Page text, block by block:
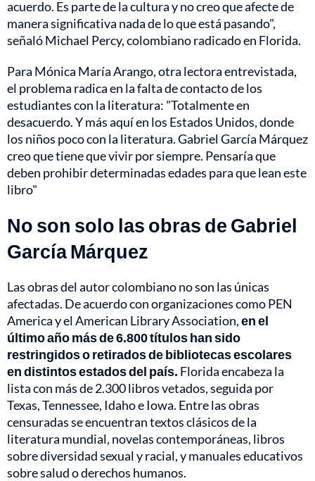
acuerdo. Es parte de la cultura y no creo que afecte de
manera significativa nada de lo que está pasando",
señaló Michael Percy, colombiano radicado en Florida.
Para Mónica María Arango, otra lectora entrevistada,
el problema radica en la falta de contacto de los
estudiantes con la literatura: "Totalmente en
desacuerdo. Y más aquí en los Estados Unidos, donde
los niños poco con la literatura. Gabriel García Márquez
creo que tiene que vivir por siempre. Pensaría que
deben prohibir determinadas edades para que lean este
libro"
No son solo las obras de Gabriel
García Márquez
Las obras del autor colombiano no son las únicas
afectadas. De acuerdo con organizaciones como PEN
America y el American Library Association,en el
último año más de 6.800 títulos han sido
restringidos o retirados de bibliotecas escolares
en distintos estados del país. Florida encabeza la
lista con más de 2.300 libros vetados, seguida por
Texas, Tennessee, Idaho e Iowa. Entre las obras
censuradas se encuentran textos clásicos de la
literatura mundial, novelas contemporáneas, libros
sobre diversidad sexual y racial, y manuales educativos
sobre salud o derechos humanos.